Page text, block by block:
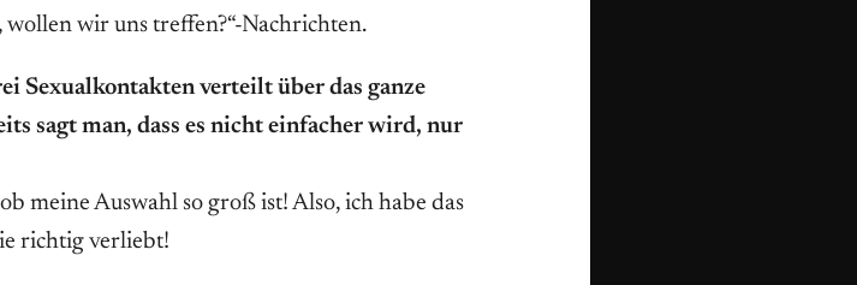
wollen wir uns treffen?“-Nachrichten.
Sexualkontakten verteilt über das ganze
sagt man, dass es nicht einfacher wird, nur
meine Auswahl so groß ist! Also, ich habe das
richtig verliebt!